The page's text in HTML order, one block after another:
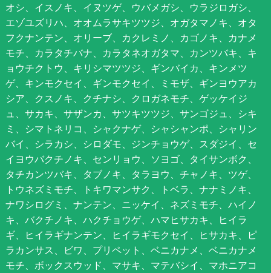
オシ、イスノキ、イヌツゲ、ウバメガシ、ウラジロガシ、
エゾユズリハ、オオムラサキツツジ、オガタマノキ、オタ
フクナンテン、オリーブ、カクレミノ、カゴノキ、カナメ
モチ、カラタチバナ、カラタネオガタマ、カンツバキ、キ
ョウチクトウ、キリシマツツジ、ギンバイカ、キンメツ
ゲ、キンモクセイ、ギンモクセイ、ミモザ、ギンヨウアカ
シア、クスノキ、クチナシ、クロガネモチ、ゲッケイジ
ュ、サカキ、サザンカ、サツキツツジ、サンゴジュ、シキ
ミ、シマトネリコ、シャクナゲ、シャシャンポ、シャリン
バイ、シラカシ、シロダモ、ジンチョウゲ、スダジイ、セ
イヨウバクチノキ、センリョウ、ソヨゴ、タイサンボク、
タチカンツバキ、タブノキ、タラヨウ、チャノキ、ツゲ、
トウネズミモチ、トキワマンサク、トベラ、ナナミノキ、
ナワシログミ、ナンテン、ニッケイ、ネズミモチ、ハイノ
キ、バクチノキ、ハクチョウゲ、ハマヒサカキ、ヒイラ
ギ、ヒイラギナンテン、ヒイラギモクセイ、ヒサカキ、ピ
ラカンサス、ビワ、プリペット、ベニカナメ、ベニカナメ
モチ、ボックスウッド、マサキ、マテバシイ、マホニアコ